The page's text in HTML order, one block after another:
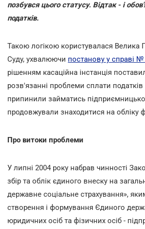
позбувся цього статусу. Відтак - і
податків.
Такою логікою користувалася Велика
Суду, ухвалюючи постанову у справі
рішенням касаційна інстанція
розв'язанні проблеми сплати
припинили займатись
продовжували знаходитися на обліку
Про витоки проблеми
У липні 2004 року набрав чинності
збір та облік єдиного внеску на
державне соціальне страхування»,
створення і формування Єдиного
юридичних осіб та фізичних осіб -